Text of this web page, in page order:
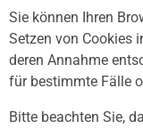
Sie können Ihren
Setzen von Cookies
deren Annahme
für bestimmte Fälle
Bitte beachten Sie,